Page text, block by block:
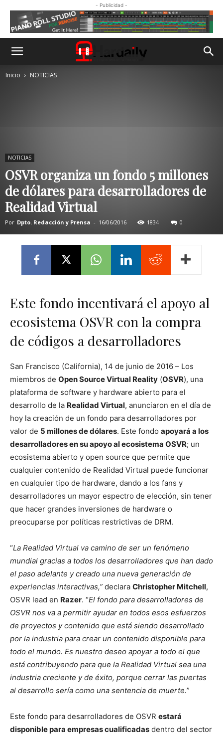
- Publicidad -
Inicio NOTICIAS
NOTICIAS
OSVR organiza un fondo 5 millones
de dólares para desarrolladores de
Realidad Virtual
Por Dpto. Redacción y Prensa - 16/06/2016 1834 0
Este fondo incentivará el apoyo al
ecosistema OSVR con la compra
de códigos a desarrolladores
San Francisco (California), 14 de junio de 2016 – Los
miembros de Open Source Virtual Reality (OSVR), una
plataforma de software y hardware abierto para el
desarrollo de la Realidad Virtual, anunciaron en el día de
hoy la creación de un fondo para desarrolladores por
valor de 5 millones de dólares. Este fondo apoyará a los
desarrolladores en su apoyo al ecosistema OSVR; un
ecosistema abierto y open source que permite que
cualquier contenido de Realidad Virtual puede funcionar
en cualquier tipo de hardware, dando a los fans y
desarrolladores un mayor espectro de elección, sin tener
que hacer grandes inversiones de hardware o
preocuparse por políticas restrictivas de DRM.
“La Realidad Virtual va camino de ser un fenómeno
mundial gracias a todos los desarrolladores que han dado
el paso adelante y creado una nueva generación de
experiencias interactivas,” declara Christopher Mitchell,
OSVR lead en Razer. “El fondo para desarrolladores de
OSVR nos va a permitir ayudar en todos esos esfuerzos
de proyectos y contenido que está siendo desarrollado
por la industria para crear un contenido disponible para
todo el mundo. Es nuestro deseo apoyar a todo el que
está contribuyendo para que la Realidad Virtual sea una
industria creciente y de éxito, porque cerrar las puertas
al desarrollo sería como una sentencia de muerte.”
Este fondo para desarrolladores de OSVR estará
disponible para empresas cualificadas dentro del sector